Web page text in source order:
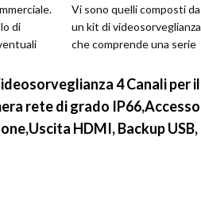
di
Vi sono quelli composti da
un kit di videosorveglianza
che comprende una serie
4 Canali per il
rete di grado IP66,Accesso
HDMI, Backup USB,